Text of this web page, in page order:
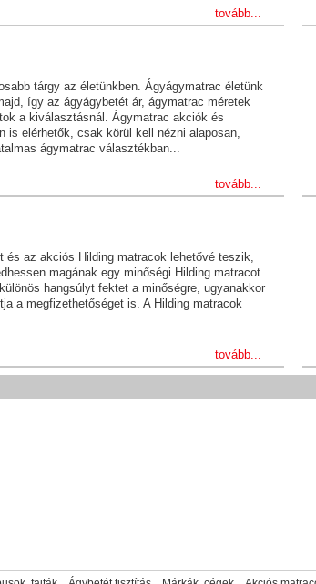
tovább...
tárgy az életünkben. Ágyágymatrac életünk
így az ágyágybetét ár, ágymatrac méretek
a kiválasztásnál. Ágymatrac akciók és
is elérhetők, csak körül kell nézni alaposan,
ágymatrac választékban...
tovább...
az akciós Hilding matracok lehetővé teszik,
magának egy minőségi Hilding matracot.
hangsúlyt fektet a minőségre, ugyanakkor
a megfizethetőséget is. A Hilding matracok
tovább...